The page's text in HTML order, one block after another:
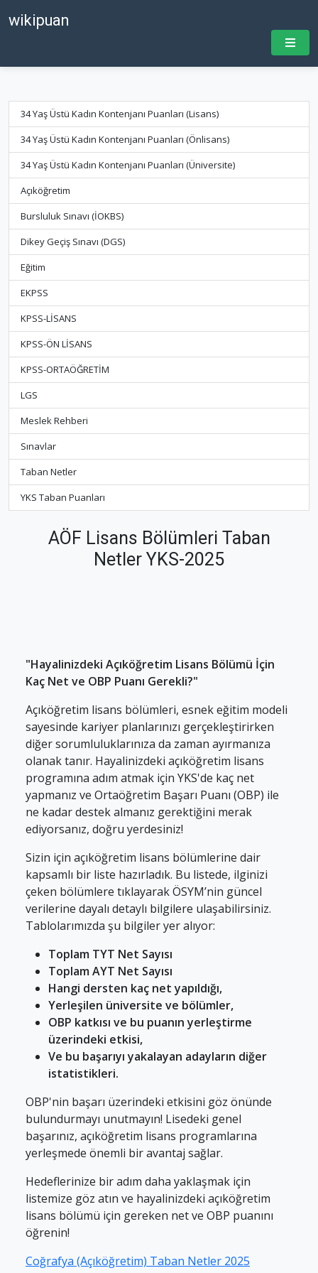
wikipuan
34 Yaş Üstü Kadın Kontenjanı Puanları (Lisans)
34 Yaş Üstü Kadın Kontenjanı Puanları (Önlisans)
34 Yaş Üstü Kadın Kontenjanı Puanları (Üniversite)
Açıköğretim
Bursluluk Sınavı (İOKBS)
Dikey Geçiş Sınavı (DGS)
Eğitim
EKPSS
KPSS-LİSANS
KPSS-ÖN LİSANS
KPSS-ORTAÖĞRETİM
LGS
Meslek Rehberi
Sınavlar
Taban Netler
YKS Taban Puanları
AÖF Lisans Bölümleri Taban
Netler YKS-2025
"Hayalinizdeki Açıköğretim Lisans Bölümü İçin
Kaç Net ve OBP Puanı Gerekli?"
Açıköğretim lisans bölümleri, esnek eğitim modeli
sayesinde kariyer planlarınızı gerçekleştirirken
diğer sorumluluklarınıza da zaman ayırmanıza
olanak tanır. Hayalinizdeki açıköğretim lisans
programına adım atmak için YKS'de kaç net
yapmanız ve Ortaöğretim Başarı Puanı (OBP) ile
ne kadar destek almanız gerektiğini merak
ediyorsanız, doğru yerdesiniz!
Sizin için açıköğretim lisans bölümlerine dair
kapsamlı bir liste hazırladık. Bu listede, ilginizi
çeken bölümlere tıklayarak ÖSYM’nin güncel
verilerine dayalı detaylı bilgilere ulaşabilirsiniz.
Tablolarımızda şu bilgiler yer alıyor:
Toplam TYT Net Sayısı
Toplam AYT Net Sayısı
Hangi dersten kaç net yapıldığı,
Yerleşilen üniversite ve bölümler,
OBP katkısı ve bu puanın yerleştirme
üzerindeki etkisi,
Ve bu başarıyı yakalayan adayların diğer
istatistikleri.
OBP'nin başarı üzerindeki etkisini göz önünde
bulundurmayı unutmayın! Lisedeki genel
başarınız, açıköğretim lisans programlarına
yerleşmede önemli bir avantaj sağlar.
Hedeflerinize bir adım daha yaklaşmak için
listemize göz atın ve hayalinizdeki açıköğretim
lisans bölümü için gereken net ve OBP puanını
öğrenin!
Coğrafya (Açıköğretim) Taban Netler 2025